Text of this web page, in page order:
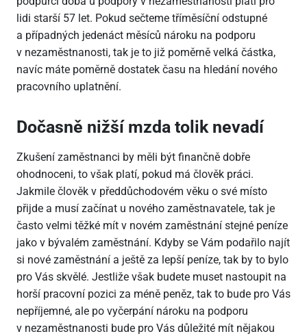
lidi starší 57 let. Pokud sečteme tříměsíční odstupné
a případných jedenáct měsíců nároku na podporu
v nezaměstnanosti, tak je to již poměrně velká částka,
navíc máte poměrně dostatek času na hledání nového
pracovního uplatnění.
Dočasně nižší mzda tolik nevadí
Zkušení zaměstnanci by měli být finančně dobře
ohodnoceni, to však platí, pokud má člověk práci.
Jakmile člověk v předdůchodovém věku o své místo
přijde a musí začínat u nového zaměstnavatele, tak je
často velmi těžké mít v novém zaměstnání stejné peníze
jako v bývalém zaměstnání. Kdyby se Vám podařilo najít
si nové zaměstnání a ještě za lepší peníze, tak by to bylo
pro Vás skvělé. Jestliže však budete muset nastoupit na
horší pracovní pozici za méně peněz, tak to bude pro Vás
nepříjemné, ale po vyčerpání nároku na podporu
v nezaměstnanosti bude pro Vás důležité mít nějakou